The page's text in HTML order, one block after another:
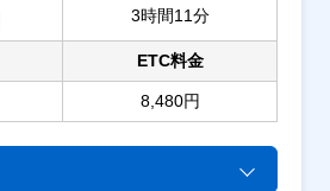
3時間11分
ETC料金
8,480円